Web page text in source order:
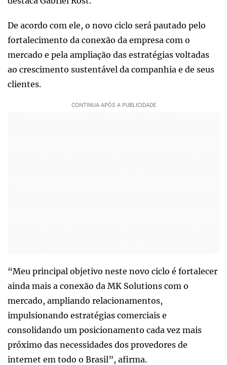
De acordo com ele, o novo ciclo será pautado pelo
fortalecimento da conexão da empresa com o
mercado e pela ampliação das estratégias voltadas
ao crescimento sustentável da companhia e de seus
clientes.
“Meu principal objetivo neste novo ciclo é fortalecer
ainda mais a conexão da MK Solutions com o
mercado, ampliando relacionamentos,
impulsionando estratégias comerciais e
consolidando um posicionamento cada vez mais
próximo das necessidades dos provedores de
internet em todo o Brasil”, afirma.